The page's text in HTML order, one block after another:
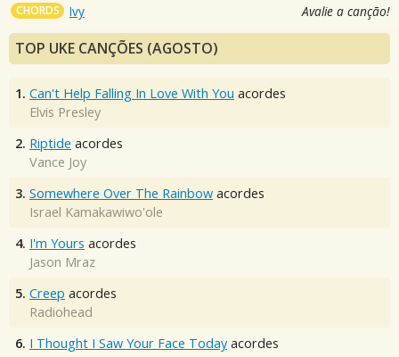
CHORDS Ivy Avalie a canção!
TOP UKE CANÇÕES (AGOSTO)
1. Can't Help Falling In Love With You acordes
Elvis Presley
2. Riptide acordes
Vance Joy
3. Somewhere Over The Rainbow acordes
Israel Kamakawiwo'ole
4. I'm Yours acordes
Jason Mraz
5. Creep acordes
Radiohead
6. I Thought I Saw Your Face Today acordes